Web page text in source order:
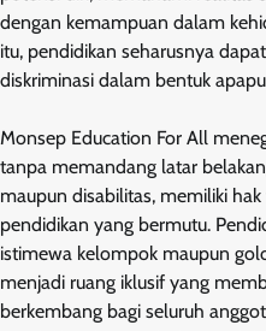
dengan kemampuan dalam
itu, pendidikan seharusnya
diskriminasi dalam bentuk
Monsep Education For All
tanpa memandang latar
maupun disabilitas, memiliki
pendidikan yang bermutu.
istimewa kelompok maupun
menjadi ruang iklusif yang
berkembang bagi seluruh